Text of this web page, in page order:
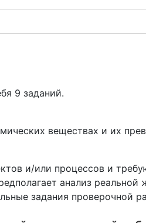
9 заданий.
веществах и их
и/или процессов и
анализ реальной
задания проверочной